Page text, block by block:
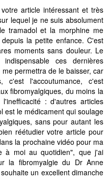
article intéressant et très
lequel je ne suis absolument
tramadol et la morphine me
la petite enfance. C'est
moments sans douleur. Le
ces dernières
permettra de le baisser, car
c'est l'accoutumance, c'est
fibromyalgiques, du moins la
: d'autres articles
est le médicament qui soulage
sans pour autant les
réétudier votre article pour
la prochaine vidéo pour ma
à moi au quotidien", que j'ai
la fibromyalgie du Dr Anne
un excellent dimanche